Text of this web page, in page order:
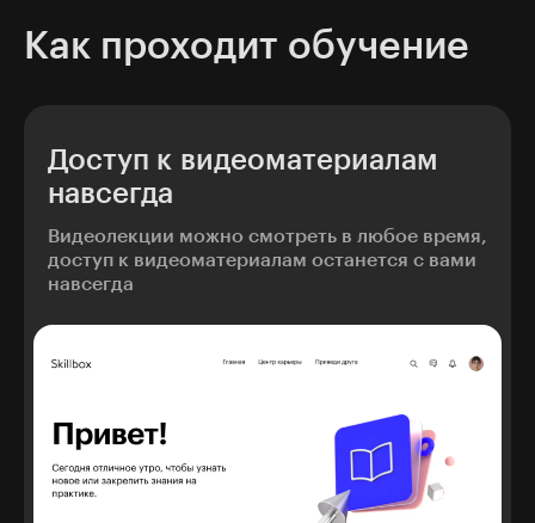
Как проходит обучение
Доступ к видеоматериалам
навсегда
Видеолекции можно смотреть в любое время,
доступ к видеоматериалам останется с вами
навсегда